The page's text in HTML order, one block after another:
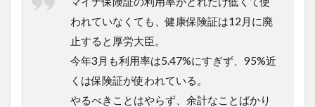
われていなくても、健康保険証は12月に廃
止すると厚労大臣。
今年3月も利用率は5.47%にすぎず、95%近
くは保険証が使われている。
やるべきことはやらず、余計なことばかり